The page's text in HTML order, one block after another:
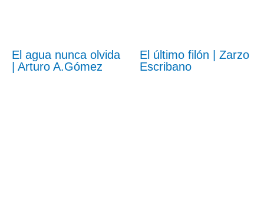
El agua nunca olvida
| Arturo A.Gómez
El último filón | Zarzo
Escribano